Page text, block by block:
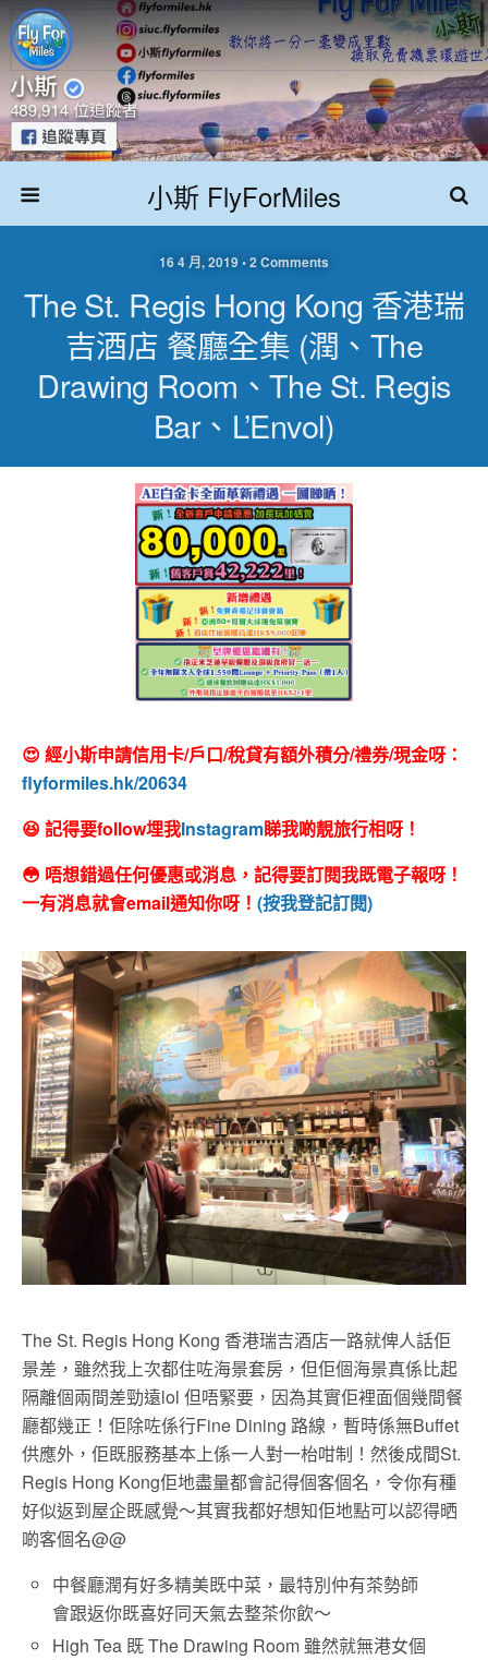
小斯 FlyForMiles
16 4 月, 2019 • 2 Comments
The St. Regis Hong Kong 香港瑞
吉酒店 餐廳全集 (潤、The
Drawing Room、The St. Regis
Bar、L’Envol)
😍 經小斯申請信用卡/戶口/稅貸有額外積分/禮券/現金呀：
flyformiles.hk/20634
😆 記得要follow埋我Instagram睇我啲靚旅行相呀！
😳 唔想錯過任何優惠或消息，記得要訂閱我既電子報呀！
一有消息就會email通知你呀！ (按我登記訂閱)
The St. Regis Hong Kong 香港瑞吉酒店一路就俾人話佢
景差，雖然我上次都住咗海景套房，但佢個海景真係比起
隔離個兩間差勁遠lol 但唔緊要，因為其實佢裡面個幾間餐
廳都幾正！佢除咗係行Fine Dining 路線，暫時係無Buffet
供應外，佢既服務基本上係一人對一枱咁制！然後成間St.
Regis Hong Kong佢地盡量都會記得個客個名，令你有種
好似返到屋企既感覺～其實我都好想知佢地點可以認得晒
啲客個名@@
中餐廳潤有好多精美既中菜，最特別仲有茶勢師
會跟返你既喜好同天氣去整茶你飲～
High Tea 既 The Drawing Room 雖然就無港女個